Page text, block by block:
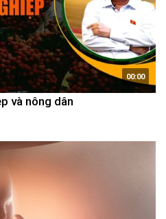
00:00
và nông dân